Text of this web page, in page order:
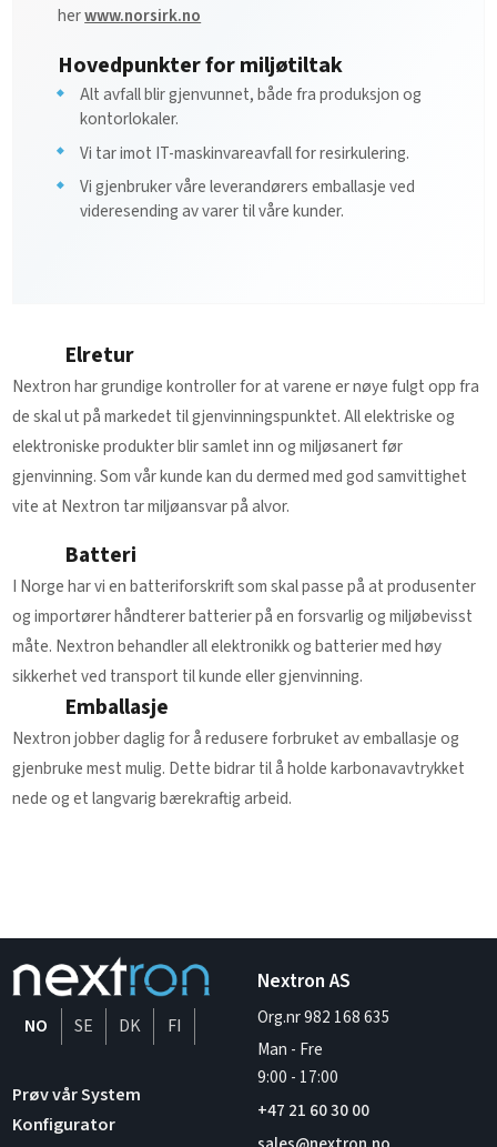
herwww.norsirk.no
Hovedpunkter for miljøtiltak
Alt avfall blir gjenvunnet, både fra produksjon og
kontorlokaler.
Vi tar imot IT-maskinvareavfall for resirkulering.
Vi gjenbruker våre leverandørers emballasje ved
videresending av varer til våre kunder.
Elretur
Nextron har grundige kontroller for at varene er nøye fulgt opp fra
de skal ut på markedet til gjenvinningspunktet. All elektriske og
elektroniske produkter blir samlet inn og miljøsanert før
gjenvinning. Som vår kunde kan du dermed med god samvittighet
vite at Nextron tar miljøansvar på alvor.
Batteri
I Norge har vi en batteriforskrift som skal passe på at produsenter
og importører håndterer batterier på en forsvarlig og miljøbevisst
måte. Nextron behandler all elektronikk og batterier med høy
sikkerhet ved transport til kunde eller gjenvinning.
Emballasje
Nextron jobber daglig for å redusere forbruket av emballasje og
gjenbruke mest mulig. Dette bidrar til å holde karbonavavtrykket
nede og et langvarig bærekraftig arbeid.
NO SE DK FI
Prøv vår System
Konfigurator
Nextron AS
Org.nr 982 168 635
Man - Fre
9:00 - 17:00
+47 21 60 30 00